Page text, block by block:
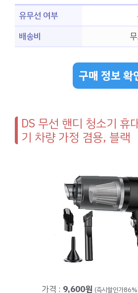
유무선 여부
배송비
구매 정보 확
DS 무선 핸디 청소기 휴
기 차량 가정 겸용, 블랙
가격 : 9,600원 (즉시할인가